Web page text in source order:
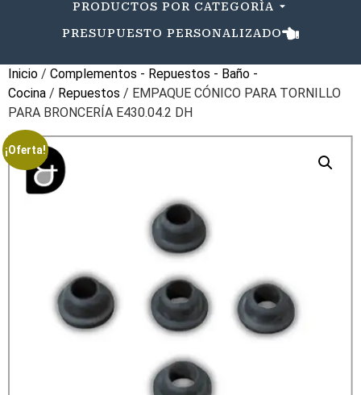
PRODUCTOS POR CATEGORÌA
PRESUPUESTO PERSONALIZADO
Inicio / Complementos - Repuestos - Baño -
Cocina / Repuestos / EMPAQUE CÓNICO PARA TORNILLO
PARA BRONCERÍA E430.04.2 DH
¡Oferta!